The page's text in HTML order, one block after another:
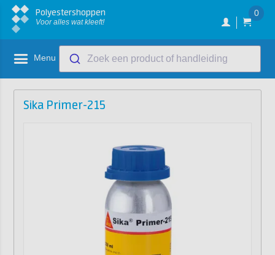
Polyestershoppen
Voor alles wat kleeft!
0
Menu Zoek een product of handleiding
Sika Primer-215